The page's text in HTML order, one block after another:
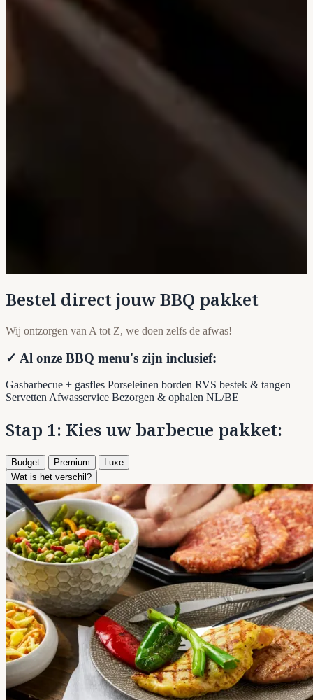
Bestel direct jouw BBQ pakket
Wij ontzorgen van A tot Z, we doen zelfs de afwas!
✓ Al onze BBQ menu's zijn inclusief:
Gasbarbecue + gasfles Porseleinen borden RVS bestek & tangen
ServettenAfwasservice Bezorgen & ophalen NL/BE
Stap 1: Kies uw barbecue pakket:
Budget Premium
Luxe
Wat is het verschil?